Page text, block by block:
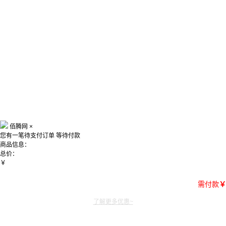
佰腾网 ×
您有一笔待支付订单 等待付款
商品信息：
总价：
￥
需付款￥
了解更多优惠~